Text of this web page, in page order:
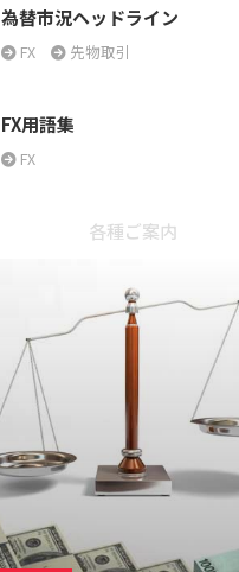
為替市況ヘッドライン
FX 先物取引
FX用語集
FX
各種ご案内